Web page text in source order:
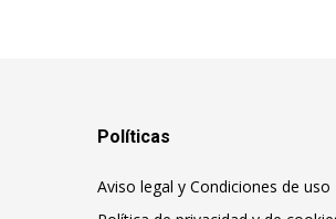
Políticas
Aviso legal y Condiciones de uso